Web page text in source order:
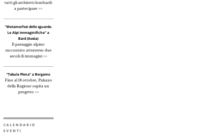
tutti gli architetti lombardi
a partecipare >>
"Metamorfosi dello sguardo.
Le Alpi immaginifiche" a
Bard (Aosta)
Il paesaggio alpino
raccontato attraverso due
secoli di immagini >>
“Tabula Plena” a Bergamo
Fino al 18 ottobre, Palazzo
della Ragione ospita un
progetto >>
CALENDARIO
EVENTI